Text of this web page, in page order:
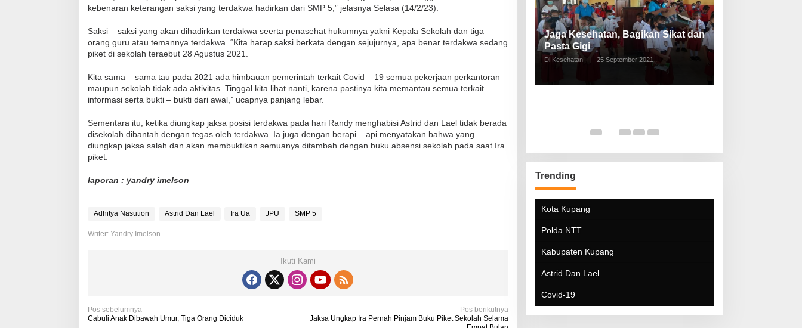
kebenaran keterangan saksi yang terdakwa hadirkan dari SMP 5,” jelasnya Selasa (14/2/23).
Saksi – saksi yang akan dihadirkan terdakwa seerta penasehat hukumnya yakni Kepala Sekolah dan tiga
orang guru atau temannya terdakwa. “Kita harap saksi berkata dengan sejujurnya, apa benar terdakwa sedang
piket di sekolah teraebut 28 Agustus 2021.
Kita sama – sama tau pada 2021 ada himbauan pemerintah terkait Covid – 19 semua pekerjaan perkantoran
maupun sekolah tidak ada aktivitas. Tinggal kita lihat nanti, karena pastinya kita memantau semua terkait
informasi serta bukti – bukti dari awal,” ucapnya panjang lebar.
Sementara itu, ketika diungkap jaksa posisi terdakwa pada hari Randy menghabisi Astrid dan Lael tidak berada
disekolah dibantah dengan tegas oleh terdakwa. Ia juga dengan berapi – api menyatakan bahwa yang
diungkap jaksa salah dan akan membuktikan semuanya ditambah dengan buku absensi sekolah pada saat Ira
piket.
laporan : yandry imelson
Adhitya Nasution Astrid Dan Lael Ira Ua JPU SMP 5
Writer: Yandry Imelson
Ikuti Kami
N
Pos sebelumnya
Cabuli Anak Dibawah Umur, Tiga Orang Diciduk
Pos berikutnya
Jaksa Ungkap Ira Pernah Pinjam Buku Piket Sekolah Selama
RSUD Naibonat Musnahkan Obat
Kadaluarsa
Jaga Kesehatan, Bagikan Sikat dan
Pasta Gigi
Di Kesehatan | 25 September 2021
Trending
Kota Kupang
Polda NTT
Kabupaten Kupang
Astrid Dan Lael
Covid-19